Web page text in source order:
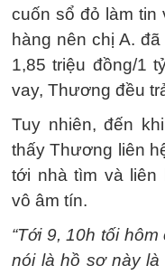
cuốn sổ đỏ làm tin
hàng nên chị A.
1,85 triệu đồng/1
vay, Thương đều
Tuy nhiên, đến
thấy Thương liên
tới nhà tìm và liên
vô âm tín.
“Tới 9, 10h tối
nói là hồ sơ này